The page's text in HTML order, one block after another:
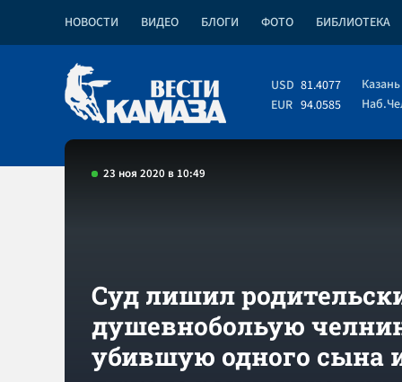
НОВОСТИ ВИДЕО БЛОГИ ФОТО БИБЛИОТЕКА
USD 81.4077
EUR 94.0585
Казань
23 ноя 2020 в 10:49
Суд лишил
душевнобольую
убившую одного сына